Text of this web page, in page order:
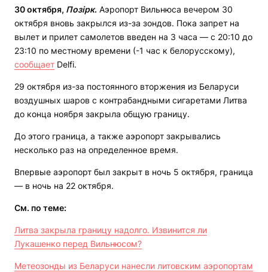
30 октября, Позірк. Аэропорт Вильнюса вечером 30
октября вновь закрылся из-за зондов. Пока запрет на
вылет и прилет самолетов введен на 3 часа — с 20:10 до
23:10 по местному времени (-1 час к белорусскому),
сообщает Delfi.
29 октября из-за постоянного вторжения из Беларуси
воздушных шаров с контрабандными сигаретами Литва
до конца ноября закрыла общую границу.
До этого граница, а также аэропорт закрывались
несколько раз на определенное время.
Впервые аэропорт был закрыт в ночь 5 октября, граница
— в ночь на 22 октября.
См. по теме:
Литва закрыла границу надолго. Извинится ли
Лукашенко перед Вильнюсом?
Метеозонды из Беларуси нанесли литовским аэропортам